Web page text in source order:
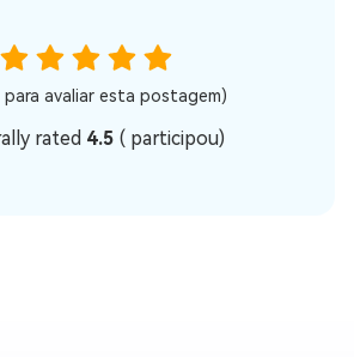
para avaliar esta postagem)
rated 4.5 ( participou)